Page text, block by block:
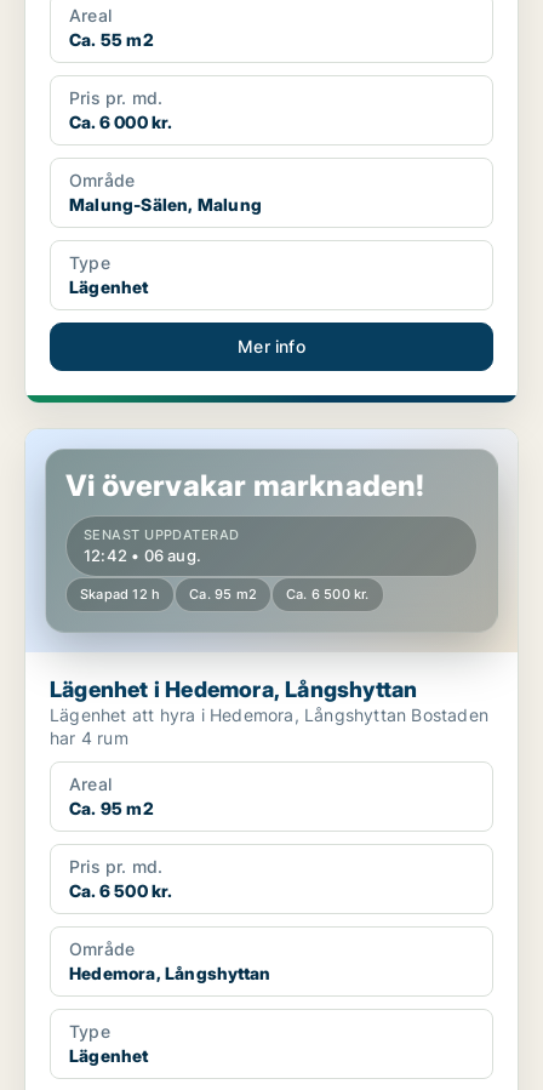
Areal
Ca. 55 m2
Pris pr. md.
Ca. 6 000 kr.
Område
Malung-Sälen, Malung
Type
Lägenhet
Mer info
Lägenhet i Hedemora, Långshyttan
Vi övervakar marknaden!
SENAST UPPDATERAD
12:42 • 06 aug.
Skapad 12 h Ca. 95 m2 Ca. 6 500 kr.
Lägenhet i Hedemora, Långshyttan
Lägenhet att hyra i Hedemora, Långshyttan Bostaden
har 4 rum
Areal
Ca. 95 m2
Pris pr. md.
Ca. 6 500 kr.
Område
Hedemora, Långshyttan
Type
Lägenhet